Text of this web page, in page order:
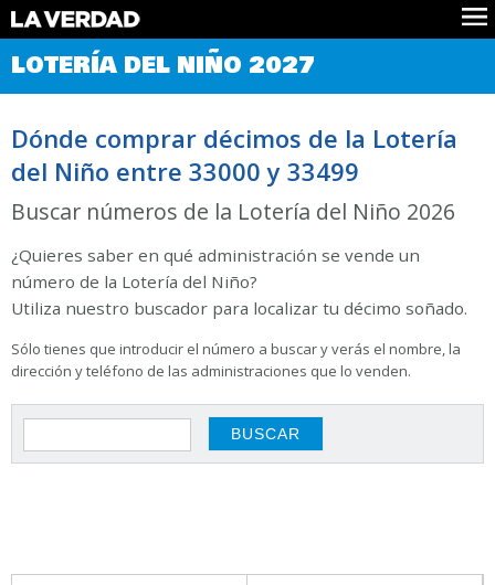
Comprobar Loteria del Niño
Premios
Noticias
Datos
Historia
LOTERÍA DEL NIÑO 2027
Dónde comprar décimos de la Lotería
del Niño entre 33000 y 33499
Buscar números de la Lotería del Niño 2026
¿Quieres saber en qué administración se vende un
número de la Lotería del Niño?
Utiliza nuestro buscador para localizar tu décimo soñado.
Sólo tienes que introducir el número a buscar y verás el nombre, la
dirección y teléfono de las administraciones que lo venden.